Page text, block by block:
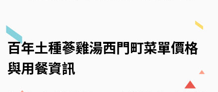
百年土種蔘雞湯西門町菜單價格
與用餐資訊